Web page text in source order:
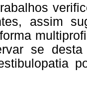
assim
se